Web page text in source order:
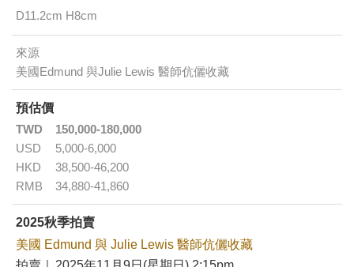
D11.2cm H8cm
來源
美國Edmund 與Julie Lewis 醫師伉儷收藏
預估價
TWD
150,000-180,000
USD
5,000-6,000
HKD
38,500-46,200
RMB
34,880-41,860
2025秋季拍賣
美國 Edmund 與 Julie Lewis 醫師伉儷收藏